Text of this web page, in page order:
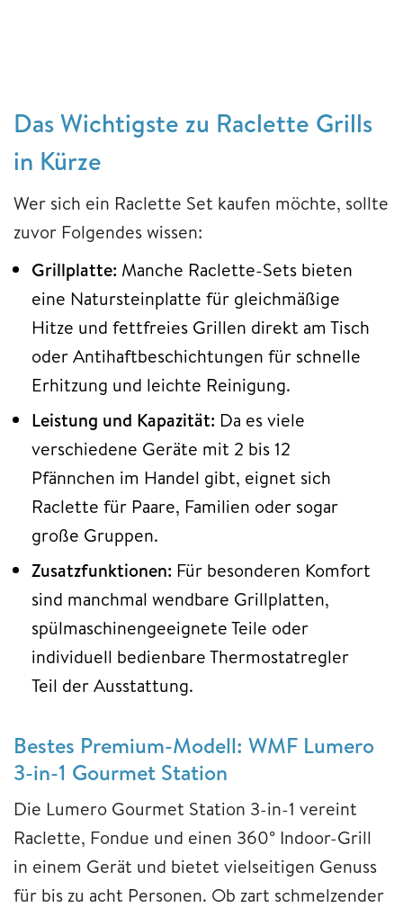
Das Wichtigste zu Raclette Grills
in Kürze
Wer sich ein Raclette Set kaufen möchte, sollte
zuvor Folgendes wissen:
Grillplatte: Manche Raclette-Sets bieten
eine Natursteinplatte für gleichmäßige
Hitze und fettfreies Grillen direkt am Tisch
oder Antihaftbeschichtungen für schnelle
Erhitzung und leichte Reinigung.
Leistung und Kapazität: Da es viele
verschiedene Geräte mit 2 bis 12
Pfännchen im Handel gibt, eignet sich
Raclette für Paare, Familien oder sogar
große Gruppen.
Zusatzfunktionen: Für besonderen Komfort
sind manchmal wendbare Grillplatten,
spülmaschinengeeignete Teile oder
individuell bedienbare Thermostatregler
Teil der Ausstattung.
Bestes Premium-Modell: WMF Lumero
3-in-1 Gourmet Station
Die Lumero Gourmet Station 3-in-1 vereint
Raclette, Fondue und einen 360° Indoor-Grill
in einem Gerät und bietet vielseitigen Genuss
für bis zu acht Personen. Ob zart schmelzender